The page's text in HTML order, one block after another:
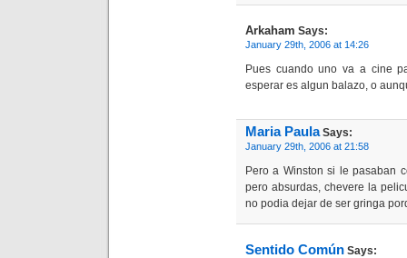
Arkaham Says:
January 29th, 2006 at 14:26
Pues cuando uno va a cine
esperar es algun balazo, o
Maria PaulaSays:
January 29th, 2006 at 21:58
Pero a Winston si le pasaban
pero absurdas, chevere la
no podia dejar de ser gringa
Sentido Común Says: